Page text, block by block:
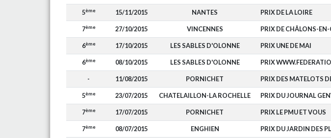
5ème 15/11/2015 NANTES PRIX DE LA LOIRE
7ème 27/10/2015 VINCENNES PRIX DE CHÂLONS-
6ème 17/10/2015 LES SABLES D'OLONNE PRIX UNE DE MAI
6ème 08/10/2015 LES SABLES D'OLONNE PRIX
- 11/08/2015 PORNICHET PRIX DES MATELOTS
5ème 23/07/2015 CHATELAILLON-LA ROCHELLE PRIX DU JOURNAL
7ème 17/07/2015 PORNICHET PRIX LE PMU ET VOUS
7ème 08/07/2015 ENGHIEN PRIX DU JARDIN DES